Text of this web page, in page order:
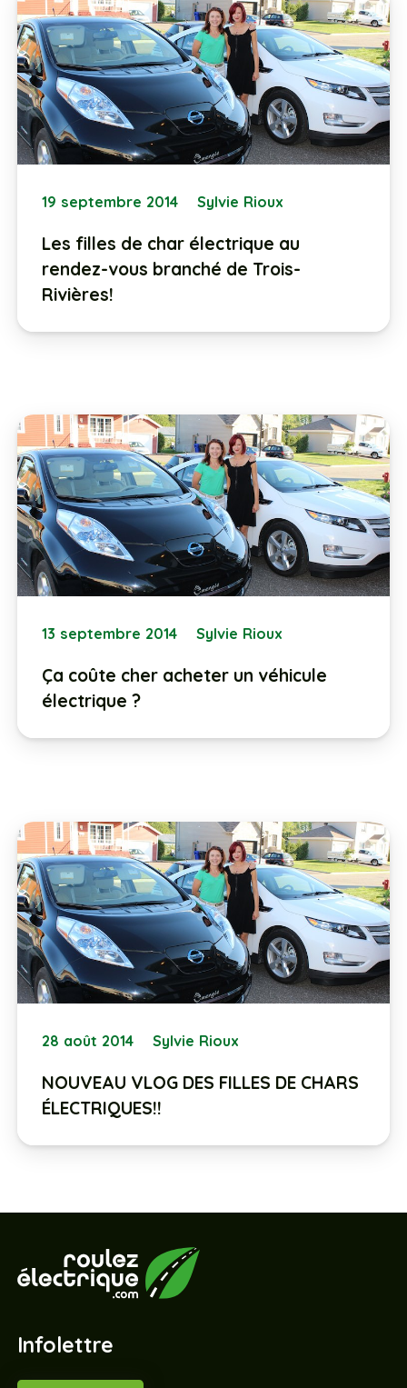
19 septembre 2014 Sylvie Rioux
Les filles de char électrique au
rendez-vous branché de Trois-
Rivières!
13 septembre 2014 Sylvie Rioux
Ça coûte cher acheter un véhicule
électrique ?
28 août 2014 Sylvie Rioux
NOUVEAU VLOG DES FILLES DE CHARS
ÉLECTRIQUES!!
Infolettre